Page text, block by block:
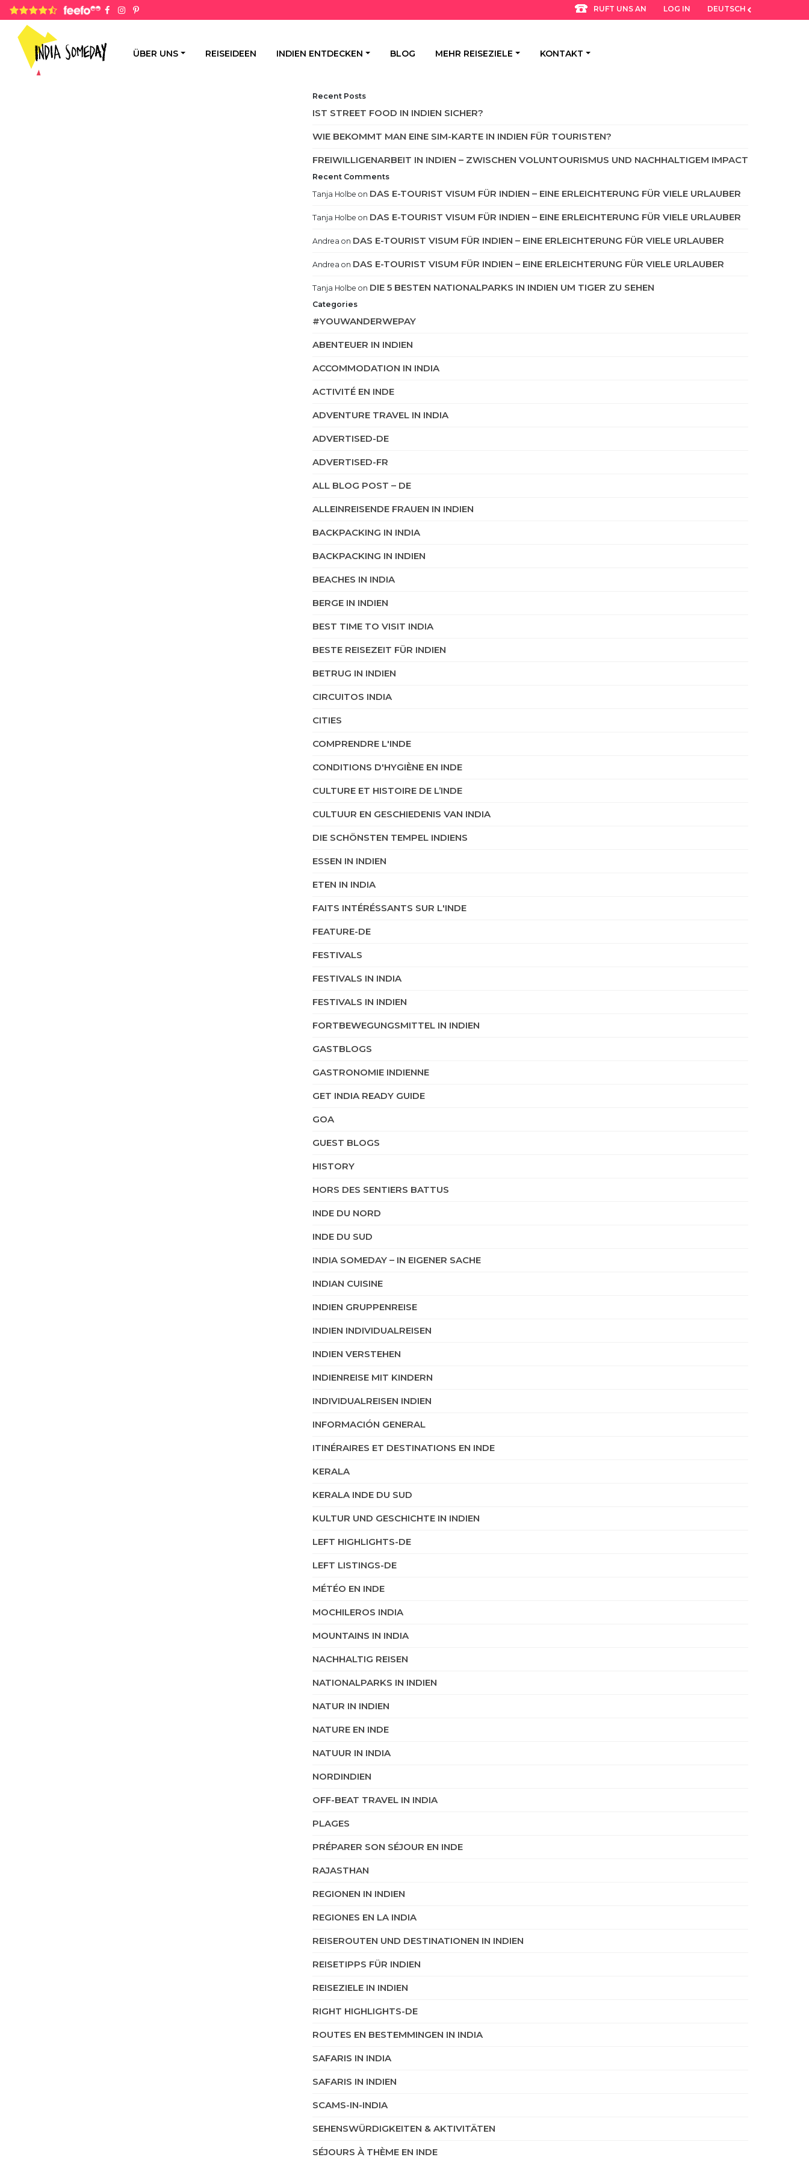
4.8 rating based on 1,234 ratings RUFT UNS AN LOG IN DEUTSCH
ÜBER UNS REISEIDEEN INDIEN ENTDECKEN BLOG MEHR REISEZIELE KONTAKT
Recent Posts
IST STREET FOOD IN INDIEN SICHER?
WIE BEKOMMT MAN EINE SIM-KARTE IN INDIEN FÜR TOURISTEN?
FREIWILLIGENARBEIT IN INDIEN – ZWISCHEN VOLUNTOURISMUS UND NACHHALTIGEM IMPACT
Recent Comments
Tanja Holbe on DAS E-TOURIST VISUM FÜR INDIEN – EINE ERLEICHTERUNG FÜR VIELE URLAUBER
Tanja Holbe on DAS E-TOURIST VISUM FÜR INDIEN – EINE ERLEICHTERUNG FÜR VIELE URLAUBER
Andrea on DAS E-TOURIST VISUM FÜR INDIEN – EINE ERLEICHTERUNG FÜR VIELE URLAUBER
Andrea on DAS E-TOURIST VISUM FÜR INDIEN – EINE ERLEICHTERUNG FÜR VIELE URLAUBER
Tanja Holbe on DIE 5 BESTEN NATIONALPARKS IN INDIEN UM TIGER ZU SEHEN
Categories
#YOUWANDERWEPAY
ABENTEUER IN INDIEN
ACCOMMODATION IN INDIA
ACTIVITÉ EN INDE
ADVENTURE TRAVEL IN INDIA
ADVERTISED-DE
ADVERTISED-FR
ALL BLOG POST – DE
ALLEINREISENDE FRAUEN IN INDIEN
BACKPACKING IN INDIA
BACKPACKING IN INDIEN
BEACHES IN INDIA
BERGE IN INDIEN
BEST TIME TO VISIT INDIA
BESTE REISEZEIT FÜR INDIEN
BETRUG IN INDIEN
CIRCUITOS INDIA
CITIES
COMPRENDRE L'INDE
CONDITIONS D'HYGIÈNE EN INDE
CULTURE ET HISTOIRE DE L’INDE
CULTUUR EN GESCHIEDENIS VAN INDIA
DIE SCHÖNSTEN TEMPEL INDIENS
ESSEN IN INDIEN
ETEN IN INDIA
FAITS INTÉRÉSSANTS SUR L'INDE
FEATURE-DE
FESTIVALS
FESTIVALS IN INDIA
FESTIVALS IN INDIEN
FORTBEWEGUNGSMITTEL IN INDIEN
GASTBLOGS
GASTRONOMIE INDIENNE
GET INDIA READY GUIDE
GOA
GUEST BLOGS
HISTORY
HORS DES SENTIERS BATTUS
INDE DU NORD
INDE DU SUD
INDIA SOMEDAY – IN EIGENER SACHE
INDIAN CUISINE
INDIEN GRUPPENREISE
INDIEN INDIVIDUALREISEN
INDIEN VERSTEHEN
INDIENREISE MIT KINDERN
INDIVIDUALREISEN INDIEN
INFORMACIÓN GENERAL
ITINÉRAIRES ET DESTINATIONS EN INDE
KERALA
KERALA INDE DU SUD
KULTUR UND GESCHICHTE IN INDIEN
LEFT HIGHLIGHTS-DE
LEFT LISTINGS-DE
MÉTÉO EN INDE
MOCHILEROS INDIA
MOUNTAINS IN INDIA
NACHHALTIG REISEN
NATIONALPARKS IN INDIEN
NATUR IN INDIEN
NATURE EN INDE
NATUUR IN INDIA
NORDINDIEN
OFF-BEAT TRAVEL IN INDIA
PLAGES
PRÉPARER SON SÉJOUR EN INDE
RAJASTHAN
REGIONEN IN INDIEN
REGIONES EN LA INDIA
REISEROUTEN UND DESTINATIONEN IN INDIEN
REISETIPPS FÜR INDIEN
REISEZIELE IN INDIEN
RIGHT HIGHLIGHTS-DE
ROUTES EN BESTEMMINGEN IN INDIA
SAFARIS IN INDIA
SAFARIS IN INDIEN
SCAMS-IN-INDIA
SEHENSWÜRDIGKEITEN & AKTIVITÄTEN
SÉJOURS À THÈME EN INDE